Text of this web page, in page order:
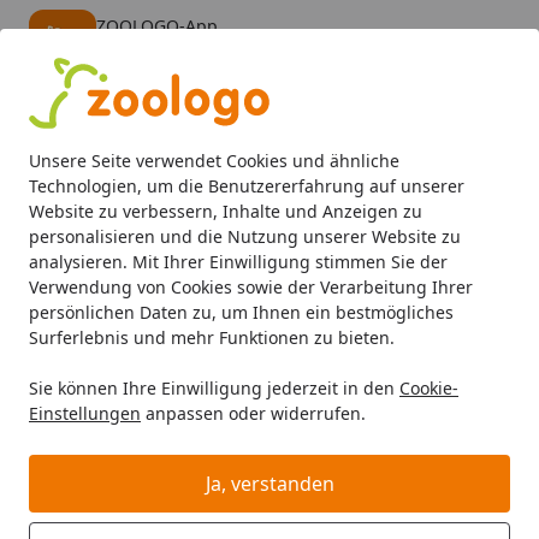
Unsere Seite verwendet Cookies und ähnliche
Technologien, um die Benutzererfahrung auf unserer
Website zu verbessern, Inhalte und Anzeigen zu
personalisieren und die Nutzung unserer Website zu
analysieren. Mit Ihrer Einwilligung stimmen Sie der
Verwendung von Cookies sowie der Verarbeitung Ihrer
persönlichen Daten zu, um Ihnen ein bestmögliches
Surferlebnis und mehr Funktionen zu bieten.
Sie können Ihre Einwilligung jederzeit in den Cookie-
Einstellungen anpassen oder widerrufen.
Ja, verstanden
ZOOLOGO-App
Alle Produkte
Mein Konto
Suchen
Startseite
Aquaristik Aquarienfilter, Pumpen & Zubehör
EDEN Außenfilter FES 60